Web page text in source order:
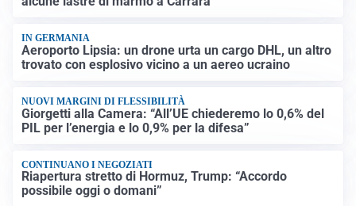
IN GERMANIA
Aeroporto Lipsia: un drone urta un cargo DHL, un altro
trovato con esplosivo vicino a un aereo ucraino
NUOVI MARGINI DI FLESSIBILITÀ
Giorgetti alla Camera: “All’UE chiederemo lo 0,6% del
PIL per l’energia e lo 0,9% per la difesa”
CONTINUANO I NEGOZIATI
Riapertura stretto di Hormuz, Trump: “Accordo
possibile oggi o domani”